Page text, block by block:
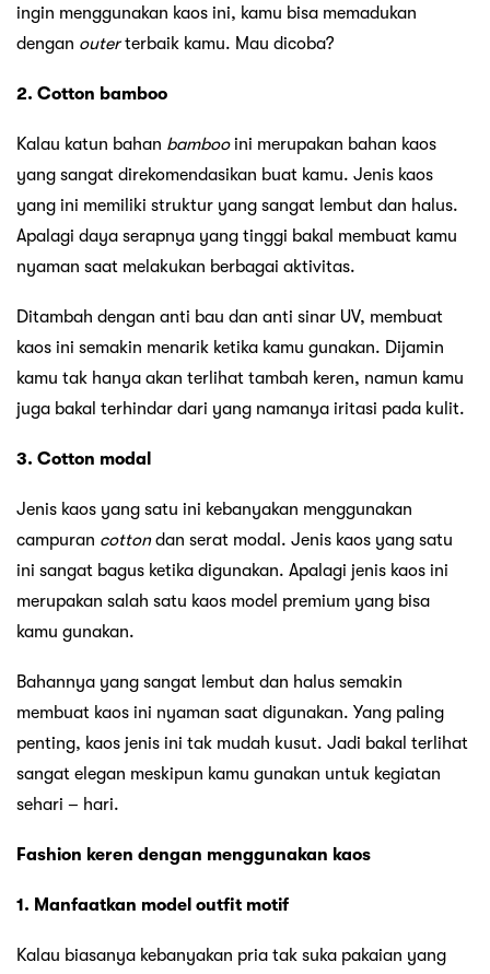
ingin menggunakan kaos ini, kamu bisa memadukan
dengan outerterbaik kamu. Mau dicoba?
2. Cotton bamboo
Kalau katun bahan bambooini merupakan bahan kaos
yang sangat direkomendasikan buat kamu. Jenis kaos
yang ini memiliki struktur yang sangat lembut dan halus.
Apalagi daya serapnya yang tinggi bakal membuat kamu
nyaman saat melakukan berbagai aktivitas.
Ditambah dengan anti bau dan anti sinar UV, membuat
kaos ini semakin menarik ketika kamu gunakan. Dijamin
kamu tak hanya akan terlihat tambah keren, namun kamu
juga bakal terhindar dari yang namanya iritasi pada kulit.
3. Cotton modal
Jenis kaos yang satu ini kebanyakan menggunakan
campuran cottondan serat modal. Jenis kaos yang satu
ini sangat bagus ketika digunakan. Apalagi jenis kaos ini
merupakan salah satu kaos model premium yang bisa
kamu gunakan.
Bahannya yang sangat lembut dan halus semakin
membuat kaos ini nyaman saat digunakan. Yang paling
penting, kaos jenis ini tak mudah kusut. Jadi bakal terlihat
sangat elegan meskipun kamu gunakan untuk kegiatan
sehari – hari.
Fashion keren dengan menggunakan kaos
1. Manfaatkan model outfit motif
Kalau biasanya kebanyakan pria tak suka pakaian yang